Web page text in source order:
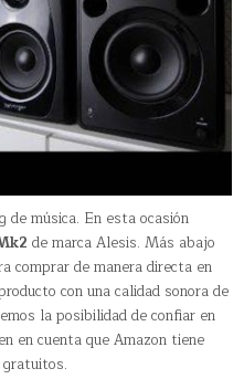
música. En esta ocasión
de marca Alesis. Más abajo
comprar de manera directa en
con una calidad sonora de
la posibilidad de confiar en
en cuenta que Amazon tiene